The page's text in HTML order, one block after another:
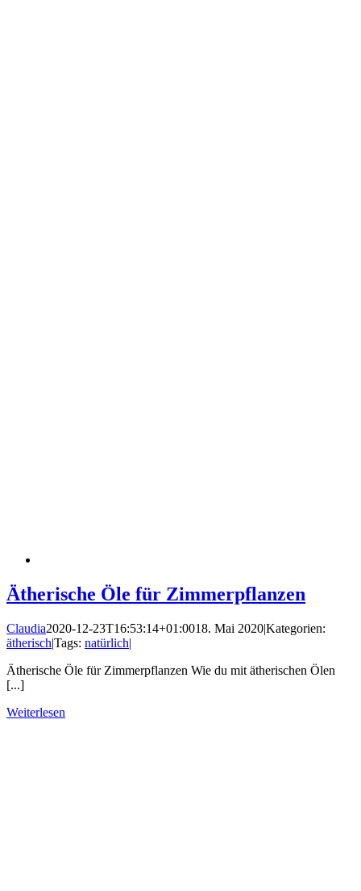
Ätherische Öle für Zimmerpflanzen
Claudia2020-12-23T16:53:14+01:0018. Mai 2020|Kategorien:
ätherisch|Tags: natürlich|
Ätherische Öle für Zimmerpflanzen Wie du mit ätherischen Ölen
[...]
Weiterlesen